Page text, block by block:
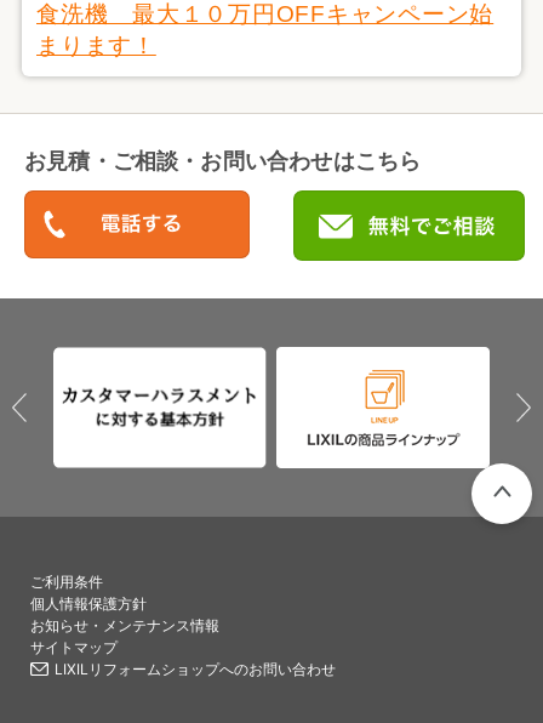
食洗機 最大１０万円OFFキャンペーン始
まります！
お見積・ご相談・お問い合わせはこちら
ご利用条件
個人情報保護方針
お知らせ・メンテナンス情報
サイトマップ
LIXILリフォームショップへのお問い合わせ